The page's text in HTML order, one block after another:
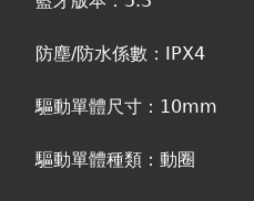
防塵/防水係數：IPX4
驅動單體尺寸：10mm
驅動單體種類：動圈